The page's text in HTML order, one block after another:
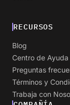
RECURSOS
Blog
Centro de Ayuda
Preguntas
Términos y
Trabaja con